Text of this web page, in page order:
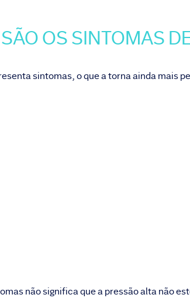
OS SINTOMAS
sintomas, o que a torna ainda mais
não significa que a pressão alta não